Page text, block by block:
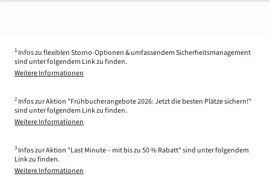
1 Infos zu flexiblen Storno-Optionen & umfassendem Sicherheitsmanagement
sind unter folgendem Link zu finden.
Weitere Informationen
2 Infos zur Aktion "Frühbucherangebote 2026: Jetzt die besten Plätze sichern!"
sind unter folgendem Link zu finden.
Weitere Informationen
3 Infos zur Aktion "Last Minute – mit bis zu 50 % Rabatt" sind unter folgendem
Link zu finden.
Weitere Informationen